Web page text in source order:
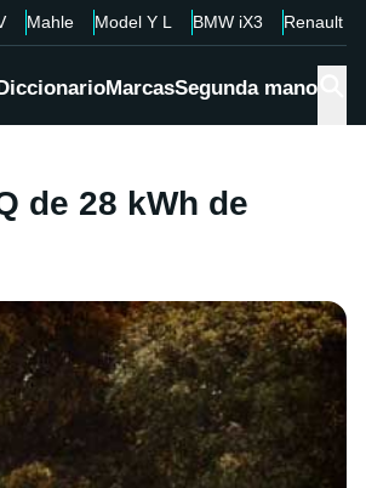
Mahle Model Y L BMW iX3 Renault
MarcasSegunda mano
de 28 kWh de